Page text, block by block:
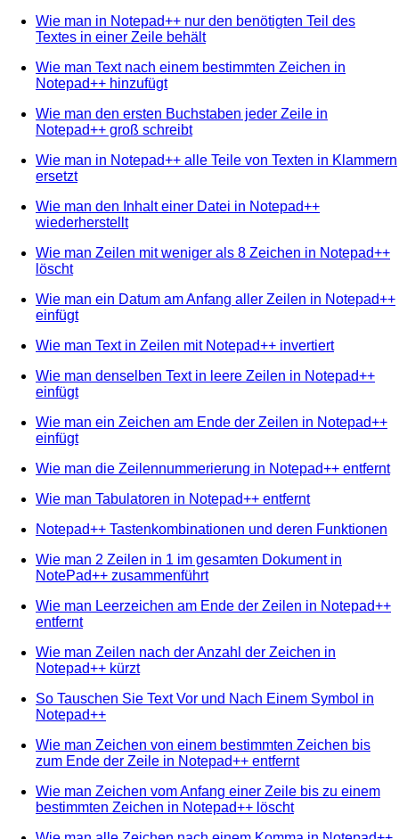
Wie man in Notepad++ nur den benötigten Teil des
Textes in einer Zeile behält
Wie man Text nach einem bestimmten Zeichen in
Notepad++ hinzufügt
Wie man den ersten Buchstaben jeder Zeile in
Notepad++ groß schreibt
Wie man in Notepad++ alle Teile von Texten in Klammern
ersetzt
Wie man den Inhalt einer Datei in Notepad++
wiederherstellt
Wie man Zeilen mit weniger als 8 Zeichen in Notepad++
löscht
Wie man ein Datum am Anfang aller Zeilen in Notepad++
einfügt
Wie man Text in Zeilen mit Notepad++ invertiert
Wie man denselben Text in leere Zeilen in Notepad++
einfügt
Wie man ein Zeichen am Ende der Zeilen in Notepad++
einfügt
Wie man die Zeilennummerierung in Notepad++ entfernt
Wie man Tabulatoren in Notepad++ entfernt
Notepad++ Tastenkombinationen und deren Funktionen
Wie man 2 Zeilen in 1 im gesamten Dokument in
NotePad++ zusammenführt
Wie man Leerzeichen am Ende der Zeilen in Notepad++
entfernt
Wie man Zeilen nach der Anzahl der Zeichen in
Notepad++ kürzt
So Tauschen Sie Text Vor und Nach Einem Symbol in
Notepad++
Wie man Zeichen von einem bestimmten Zeichen bis
zum Ende der Zeile in Notepad++ entfernt
Wie man Zeichen vom Anfang einer Zeile bis zu einem
bestimmten Zeichen in Notepad++ löscht